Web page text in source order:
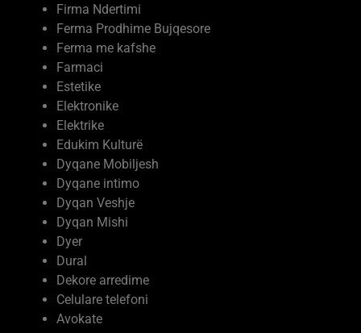
Firma Ndertimi
Ferma Prodhime Bujqesore
Ferma me kafshe
Farmaci
Estetike
Elektronike
Elektrike
Edukim Kulturë
Dyqane Mobiljesh
Dyqane intimo
Dyqan Veshje
Dyqan Mishi
Dyer
Dural
Dekore arredime
Celulare telefoni
Avokate